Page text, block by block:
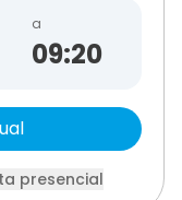
a
09:20
presencial